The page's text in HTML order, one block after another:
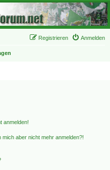
Anmelden
Registrieren
anmelden!
aber nicht mehr anmelden?!